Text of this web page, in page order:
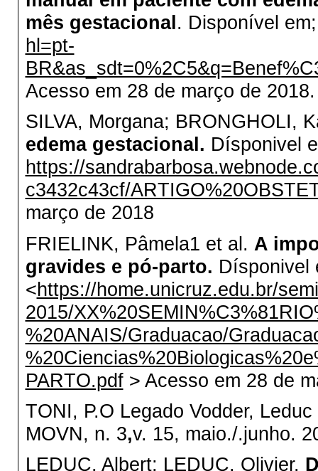
mês gestacional. Disponível
hl=pt-
Acesso em 28 de março de 2018.
SILVA, Morgana; BRONGHOLI,
edema gestacional. Dísponivel
https://
c3432c43cf/
março de 2018
FRIELINK, Pâmela1 et al. A
gravides e pó-parto. Dísponivel
<https://home.unicruz.edu.br/
2015/
%20ANAIS/Graduacao/
PARTO.pdf> Acesso em 28 de
TONI, P.O Legado Vodder,
MOVN, n. 3,v. 15, maio./.junho.
LEDUC, Albert; LEDUC, Olivier.